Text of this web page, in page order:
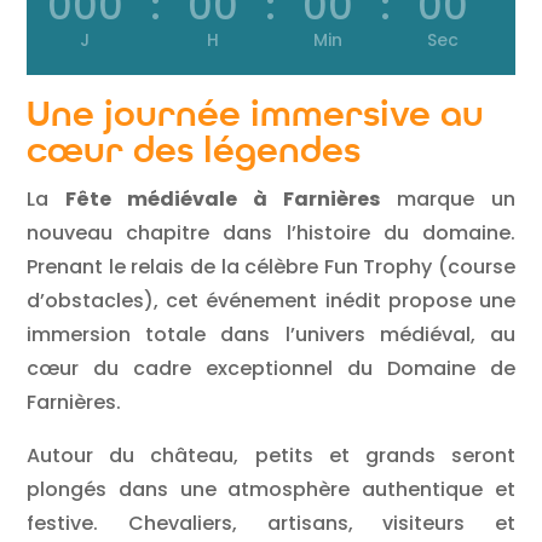
J H Min Sec
Une journée immersive au
cœur des légendes
La Fête médiévale à Farnièresmarque un
nouveau chapitre dans l’histoire du domaine.
Prenant le relais de la célèbre Fun Trophy (course
d’obstacles), cet événement inédit propose une
immersion totale dans l’univers médiéval, au
cœur du cadre exceptionnel du Domaine de
Farnières.
Autour du château, petits et grands seront
plongés dans une atmosphère authentique et
festive. Chevaliers, artisans, visiteurs et